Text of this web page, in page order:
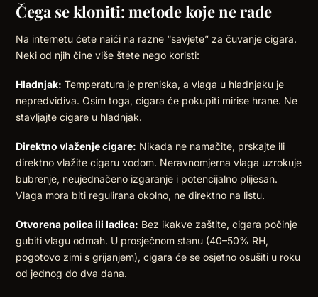
Čega se kloniti: metode koje ne rade
Na internetu ćete naići na razne “savjete” za čuvanje cigara.
Neki od njih čine više štete nego koristi:
Hladnjak: Temperatura je preniska, a vlaga u hladnjaku je
nepredvidiva. Osim toga, cigara će pokupiti mirise hrane. Ne
stavljajte cigare u hladnjak.
Direktno vlaženje cigare: Nikada ne namačite, prskajte ili
direktno vlažite cigaru vodom. Neravnomjerna vlaga uzrokuje
bubrenje, neujednačeno izgaranje i potencijalno plijesan.
Vlaga mora biti regulirana okolno, ne direktno na listu.
Otvorena polica ili ladica: Bez ikakve zaštite, cigara počinje
gubiti vlagu odmah. U prosječnom stanu (40–50% RH,
pogotovo zimi s grijanjem), cigara će se osjetno osušiti u roku
od jednog do dva dana.